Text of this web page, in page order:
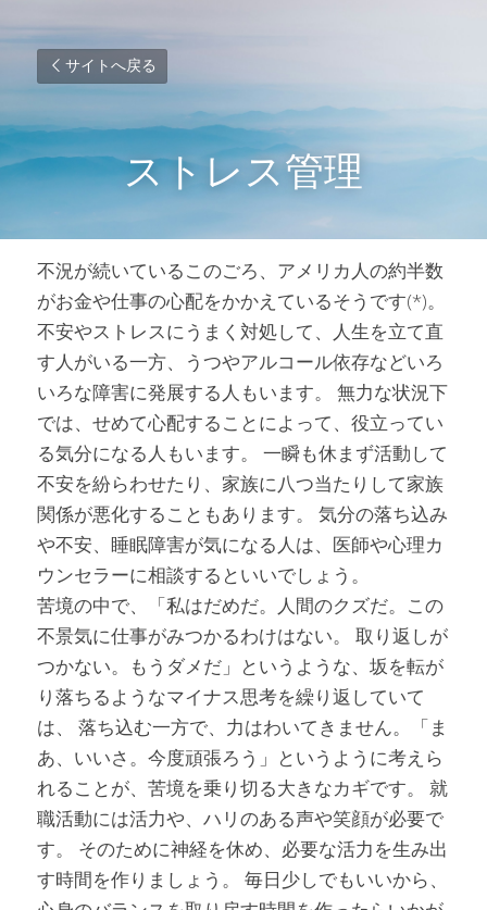
サイトへ戻る
ストレス管理
不況が続いているこのごろ、アメリカ人の約半数
がお金や仕事の心配をかかえているそうです(*)。
不安やストレスにうまく対処して、人生を立て直
す人がいる一方、うつやアルコール依存などいろ
いろな障害に発展する人もいます。 無力な状況下
では、せめて心配することによって、役立ってい
る気分になる人もいます。 一瞬も休まず活動して
不安を紛らわせたり、家族に八つ当たりして家族
関係が悪化することもあります。 気分の落ち込み
や不安、睡眠障害が気になる人は、医師や心理カ
ウンセラーに相談するといいでしょう。
苦境の中で、「私はだめだ。人間のクズだ。この
不景気に仕事がみつかるわけはない。 取り返しが
つかない。もうダメだ」というような、坂を転が
り落ちるようなマイナス思考を繰り返していて
は、 落ち込む一方で、力はわいてきません。「ま
あ、いいさ。今度頑張ろう」というように考えら
れることが、苦境を乗り切る大きなカギです。 就
職活動には活力や、ハリのある声や笑顔が必要で
す。 そのために神経を休め、必要な活力を生み出
す時間を作りましょう。 毎日少しでもいいから、